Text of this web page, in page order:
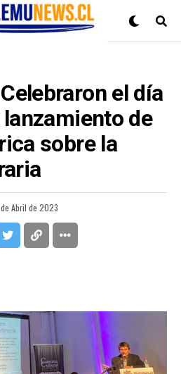
el día
de
sobre la
Abril de 2023